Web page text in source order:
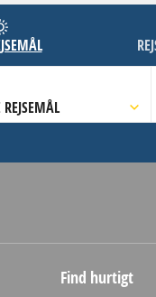
REJSEMÅL
Find hurtigt